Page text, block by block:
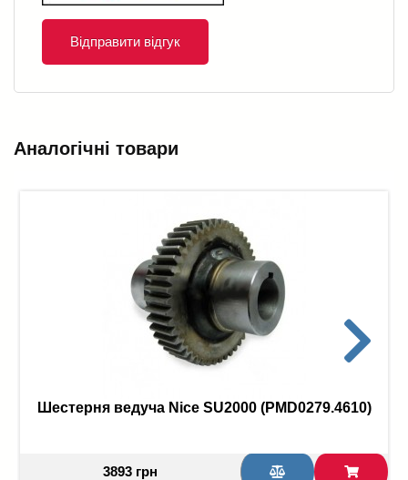
Відправити відгук
Аналогічні товари
Шестерня ведуча Nice SU2000 (PMD0279.4610)
3893 грн